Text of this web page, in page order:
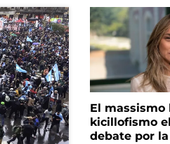
El massismo
kicillofismo
debate por